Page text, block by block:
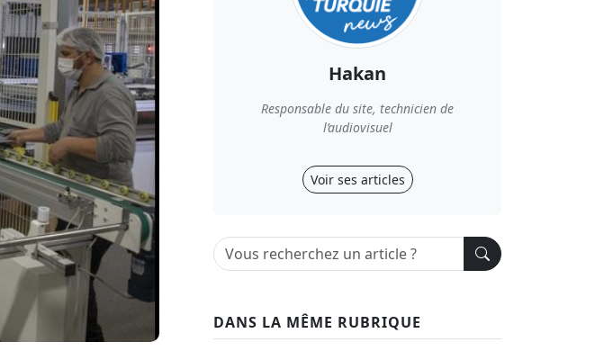
Hakan
Responsable du site, technicien de
l’audiovisuel
Voir ses articles
DANS LA MÊME RUBRIQUE